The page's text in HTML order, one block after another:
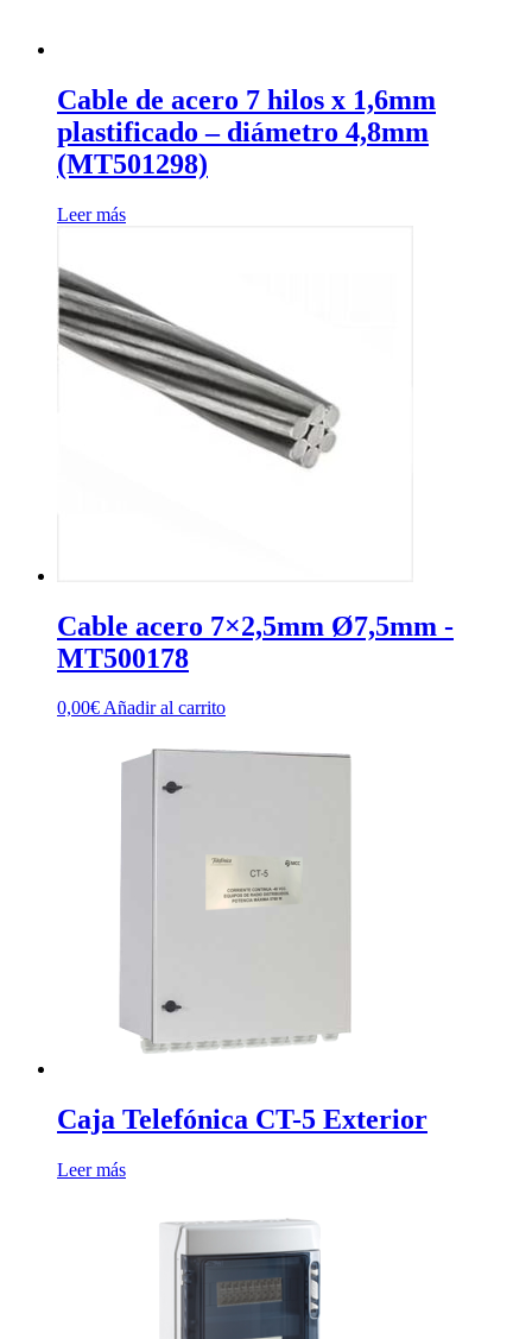
Cable de acero 7 hilos x 1,6mm
plastificado – diámetro 4,8mm
(MT501298)
Leer más
Cable acero 7×2,5mm Ø7,5mm -
MT500178
0,00€Añadir al carrito
Caja Telefónica CT-5 Exterior
Leer más